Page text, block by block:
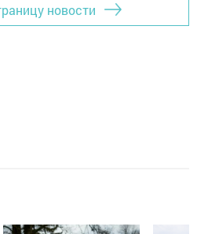
новости